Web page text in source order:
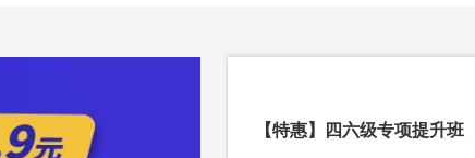
【特惠】四六级专项提升班